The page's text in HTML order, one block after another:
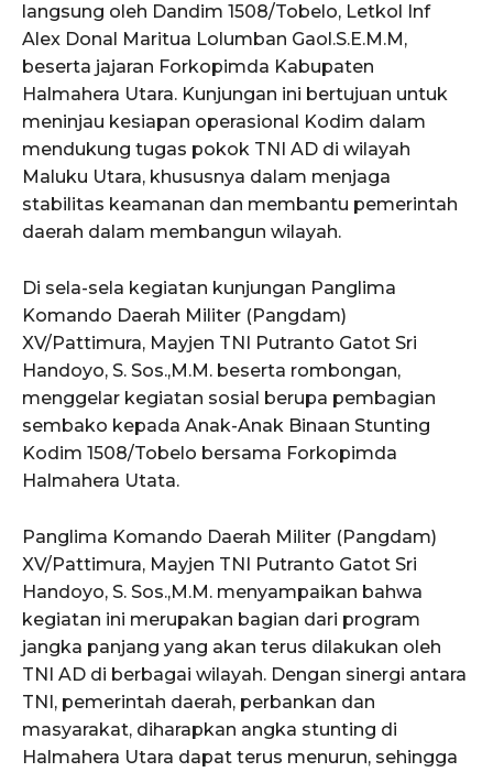
langsung oleh Dandim 1508/Tobelo, Letkol Inf
Alex Donal Maritua Lolumban Gaol.S.E.M.M,
beserta jajaran Forkopimda Kabupaten
Halmahera Utara. Kunjungan ini bertujuan untuk
meninjau kesiapan operasional Kodim dalam
mendukung tugas pokok TNI AD di wilayah
Maluku Utara, khususnya dalam menjaga
stabilitas keamanan dan membantu pemerintah
daerah dalam membangun wilayah.
Di sela-sela kegiatan kunjungan Panglima
Komando Daerah Militer (Pangdam)
XV/Pattimura, Mayjen TNI Putranto Gatot Sri
Handoyo, S. Sos.,M.M. beserta rombongan,
menggelar kegiatan sosial berupa pembagian
sembako kepada Anak-Anak Binaan Stunting
Kodim 1508/Tobelo bersama Forkopimda
Halmahera Utata.
Panglima Komando Daerah Militer (Pangdam)
XV/Pattimura, Mayjen TNI Putranto Gatot Sri
Handoyo, S. Sos.,M.M. menyampaikan bahwa
kegiatan ini merupakan bagian dari program
jangka panjang yang akan terus dilakukan oleh
TNI AD di berbagai wilayah. Dengan sinergi antara
TNI, pemerintah daerah, perbankan dan
masyarakat, diharapkan angka stunting di
Halmahera Utara dapat terus menurun, sehingga